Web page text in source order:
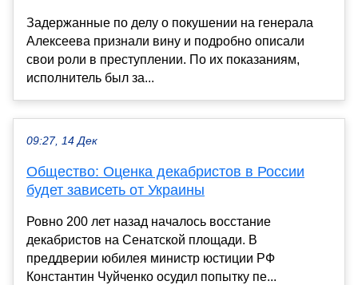
Задержанные по делу о покушении на генерала
Алексеева признали вину и подробно описали
свои роли в преступлении. По их показаниям,
исполнитель был за...
09:27, 14 Дек
Общество: Оценка декабристов в России
будет зависеть от Украины
Ровно 200 лет назад началось восстание
декабристов на Сенатской площади. В
преддверии юбилея министр юстиции РФ
Константин Чуйченко осудил попытку пе...